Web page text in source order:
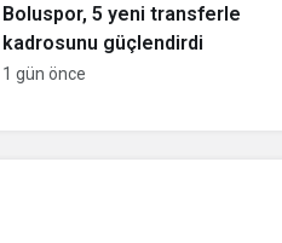
Boluspor, 5 yeni transferle
kadrosunu güçlendirdi
1 gün önce